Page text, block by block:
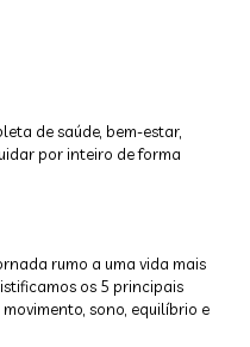
de saúde, bem-estar,
por inteiro de forma
rumo a uma vida mais
os 5 principais
sono, equilíbrio e